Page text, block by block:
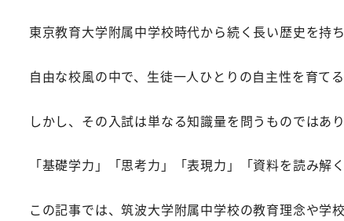
東京教育大学附属中学校時代から続く長い歴史を持
自由な校風の中で、生徒一人ひとりの自主性を育て
しかし、その入試は単なる知識量を問うものではあり
「基礎学力」「思考力」「表現力」「資料を読み解
この記事では、筑波大学附属中学校の教育理念や学